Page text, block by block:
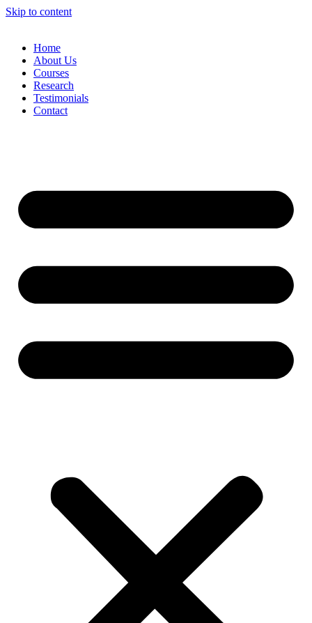
Skip to content
Home
About Us
Courses
Research
Testimonials
Contact